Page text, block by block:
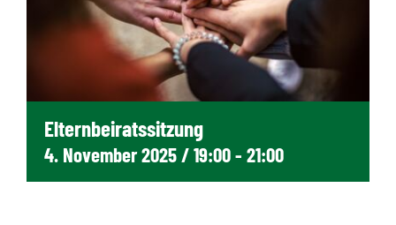
Elternbeiratssitzung
4. November 2025 / 19:00- 21:00